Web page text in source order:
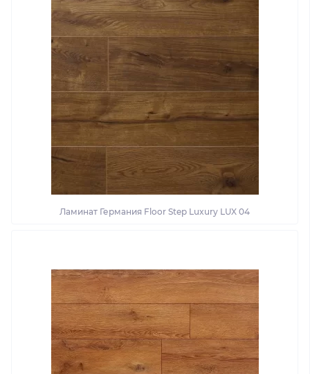
Ламинат Германия Floor Step Luxury LUX 04